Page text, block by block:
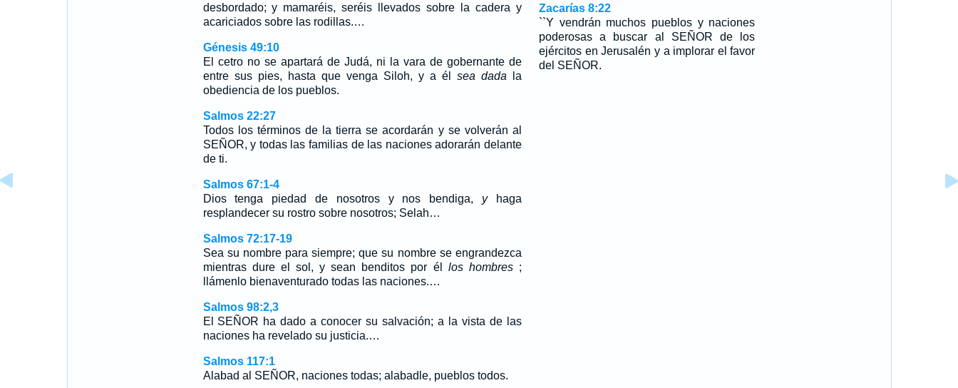
desbordado; y mamaréis, seréis llevados sobre la cadera y
acariciados sobre las rodillas.…
Génesis 49:10
El cetro no se apartará de Judá, ni la vara de gobernante de
entre sus pies, hasta que venga Siloh, y a él sea dada la
obediencia de los pueblos.
Salmos 22:27
Todos los términos de la tierra se acordarán y se volverán al
SEÑOR, y todas las familias de las naciones adorarán delante
de ti.
Salmos 67:1-4
Dios tenga piedad de nosotros y nos bendiga, yhaga
resplandecer su rostro sobre nosotros; Selah…
Salmos 72:17-19
Sea su nombre para siempre; que su nombre se engrandezca
mientras dure el sol, y sean benditos por él los hombres;
llámenlo bienaventurado todas las naciones.…
Salmos 98:2,3
El SEÑOR ha dado a conocer su salvación; a la vista de las
naciones ha revelado su justicia.…
Salmos 117:1
Alabad al SEÑOR, naciones todas; alabadle, pueblos todos.
Zacarías 8:22
``Y vendrán muchos pueblos y naciones
poderosas a buscar al SEÑOR de los
ejércitos en Jerusalén y a implorar el favor
del SEÑOR.